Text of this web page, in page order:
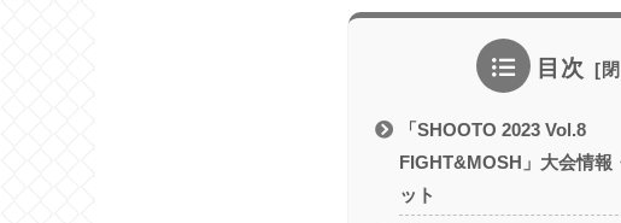
目次
「SHOOTO 2023 Vol.8
FIGHT&MOSH」大会情報
ット